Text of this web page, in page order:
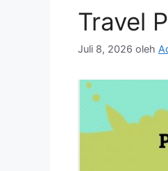
Travel
Juli 8, 2026 oleh